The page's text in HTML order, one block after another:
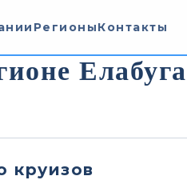
РегионыКонтакты
Елабуга
круизов